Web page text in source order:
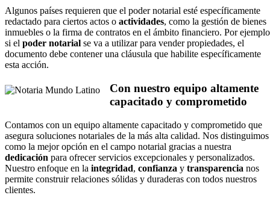
Algunos países requieren que el poder notarial esté específicamente
redactado para ciertos actos o actividades, como la gestión de bienes
inmuebles o la firma de contratos en el ámbito financiero. Por
si el poder notarial se va a utilizar para vender propiedades, el
documento debe contener una cláusula que habilite específicamente
esta acción.
Con nuestro equipo altamente
capacitado y comprometido
Contamos con un equipo altamente capacitado y comprometido que
asegura soluciones notariales de la más alta calidad. Nos distinguimos
como la mejor opción en el campo notarial gracias a nuestra
dedicación para ofrecer servicios excepcionales y personalizados.
Nuestro enfoque en la integridad, confianza y transparencia nos
permite construir relaciones sólidas y duraderas con todos nuestros
clientes.